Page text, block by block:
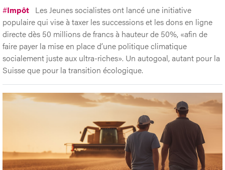
#Impôt Les Jeunes socialistes ont lancé une initiative
populaire qui vise à taxer les successions et les dons en ligne
directe dès 50 millions de francs à hauteur de 50%, «afin de
faire payer la mise en place d’une politique climatique
socialement juste aux ultra-riches». Un autogoal, autant pour la
Suisse que pour la transition écologique.